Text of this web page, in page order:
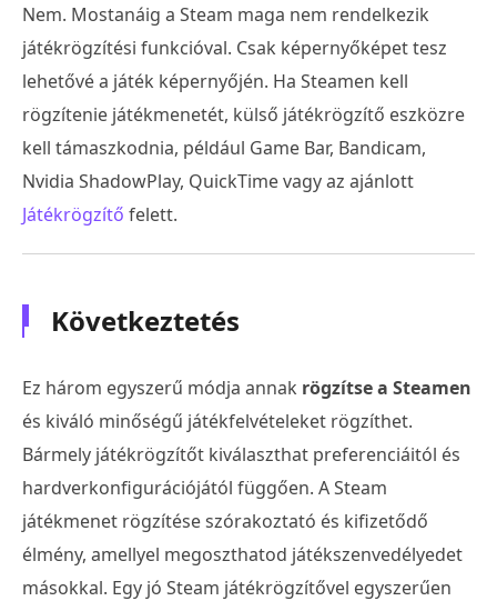
Nem. Mostanáig a Steam maga nem rendelkezik
játékrögzítési funkcióval. Csak képernyőképet tesz
lehetővé a játék képernyőjén. Ha Steamen kell
rögzítenie játékmenetét, külső játékrögzítő eszközre
kell támaszkodnia, például Game Bar, Bandicam,
Nvidia ShadowPlay, QuickTime vagy az ajánlott
Játékrögzítő felett.
Következtetés
Ez három egyszerű módja annak rögzítse a Steamen
és kiváló minőségű játékfelvételeket rögzíthet.
Bármely játékrögzítőt kiválaszthat preferenciáitól és
hardverkonfigurációjától függően. A Steam
játékmenet rögzítése szórakoztató és kifizetődő
élmény, amellyel megoszthatod játékszenvedélyedet
másokkal. Egy jó Steam játékrögzítővel egyszerűen